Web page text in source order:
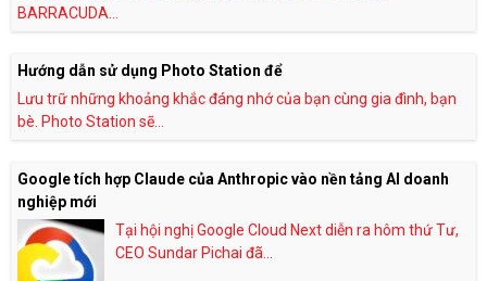
BARRACUDA...
Hướng dẫn sử dụng Photo Station để
Lưu trữ những khoảng khắc đáng nhớ của bạn cùng gia đình, bạn
bè. Photo Station sẽ...
Google tích hợp Claude của Anthropic vào nền tảng AI doanh
nghiệp mới
Tại hội nghị Google Cloud Next diễn ra hôm thứ Tư,
CEO Sundar Pichai đã...